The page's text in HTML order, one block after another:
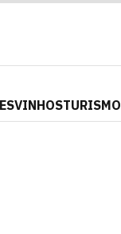
VINHOSTURISMO